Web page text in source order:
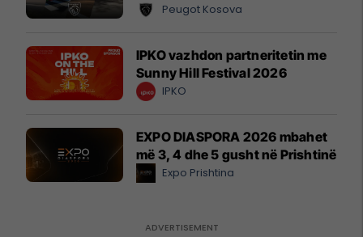
Peugot Kosova
IPKO vazhdon partneritetin me
Sunny Hill Festival 2026
IPKO
EXPO DIASPORA 2026 mbahet
më 3, 4 dhe 5 gusht në Prishtinë
Expo Prishtina